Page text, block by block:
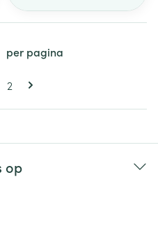
Pagina'smomenteel pagina
Pagina
2
per pagina
op